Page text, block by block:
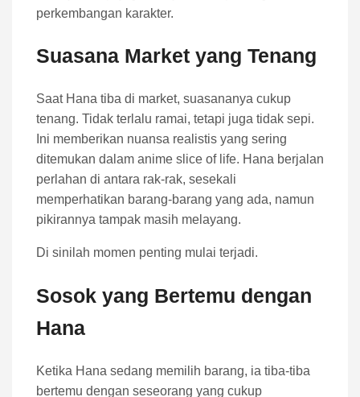
perkembangan karakter.
Suasana Market yang Tenang
Saat Hana tiba di market, suasananya cukup
tenang. Tidak terlalu ramai, tetapi juga tidak sepi.
Ini memberikan nuansa realistis yang sering
ditemukan dalam anime slice of life. Hana berjalan
perlahan di antara rak-rak, sesekali
memperhatikan barang-barang yang ada, namun
pikirannya tampak masih melayang.
Di sinilah momen penting mulai terjadi.
Sosok yang Bertemu dengan
Hana
Ketika Hana sedang memilih barang, ia tiba-tiba
bertemu dengan seseorang yang cukup